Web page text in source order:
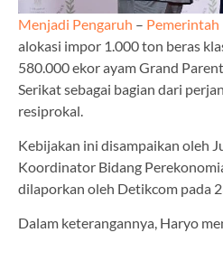
Menjadi Pengaruh – Pemerintah
alokasi impor 1.000 ton beras
580.000 ekor ayam Grand
Serikat sebagai bagian dari
resiprokal.
Kebijakan ini disampaikan oleh
Koordinator Bidang
dilaporkan oleh Detikcom pada
Dalam keterangannya, Haryo